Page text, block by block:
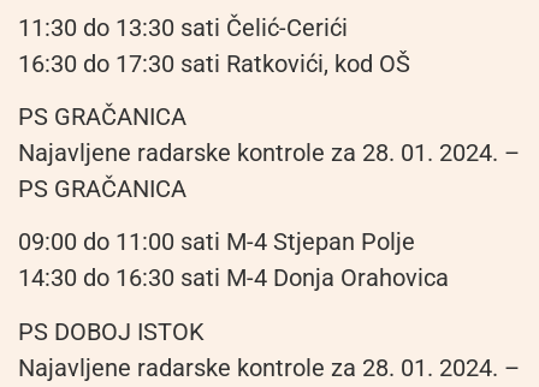
11:30 do 13:30 sati Čelić-Cerići
16:30 do 17:30 sati Ratkovići, kod OŠ
PS GRAČANICA
Najavljene radarske kontrole za 28. 01. 2024. –
PS GRAČANICA
09:00 do 11:00 sati M-4 Stjepan Polje
14:30 do 16:30 sati M-4 Donja Orahovica
PS DOBOJ ISTOK
Najavljene radarske kontrole za 28. 01. 2024. –